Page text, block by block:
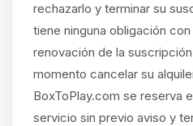
rechazarlo y terminar su
tiene ninguna obligación
renovación de la
momento cancelar su
BoxToPlay.com se reserva
servicio sin previo aviso y